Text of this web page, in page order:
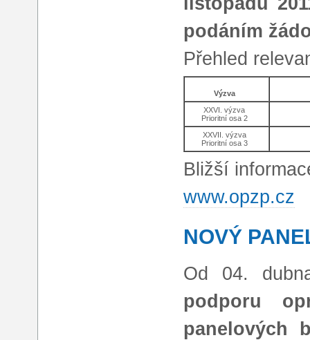
podáním
Přehled
Výzva
XXVI. výzva
Prioritní osa 2
XXVII. výzva
Prioritní osa 3
Bližší
www.opzp.cz
NOVÝ
Od 04.
podporu
panelových